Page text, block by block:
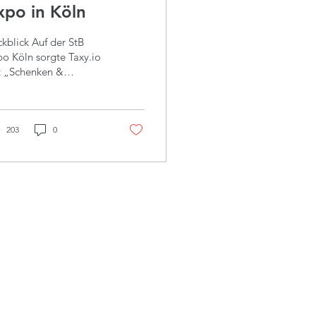
in Köln
Auf der StB
Köln sorgte Taxy.io
&
und
Kombination aus
203 0